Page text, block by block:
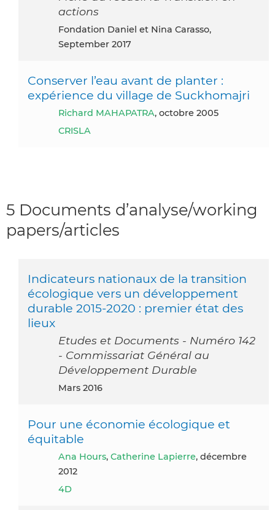
actions
Fondation Daniel et Nina Carasso,
September 2017
Conserver l’eau avant de planter :
expérience du village de Suckhomajri
Richard MAHAPATRA, octobre 2005
CRISLA
5 Documents d’analyse/working
papers/articles
Indicateurs nationaux de la transition
écologique vers un développement
durable 2015-2020 : premier état des
lieux
Etudes et Documents - Numéro 142
- Commissariat Général au
Développement Durable
mars 2016
Pour une économie écologique et
équitable
Ana Hours, Catherine Lapierre, décembre
2012
4D